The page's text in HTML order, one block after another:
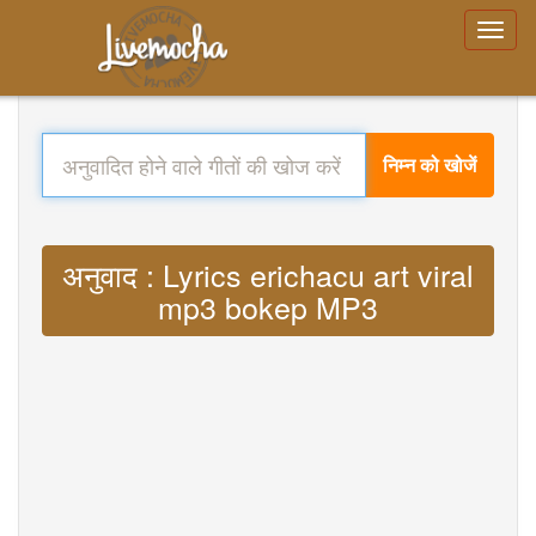
निम्न को खोजें
अनुवाद : Lyrics erichacu art viral
mp3 bokep MP3